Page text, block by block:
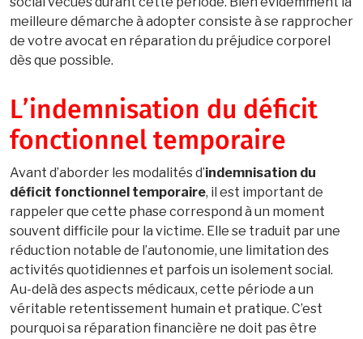
meilleure démarche à adopter consiste à se rapprocher
de votre avocat en réparation du préjudice corporel
dès que possible.
L’indemnisation du déficit
fonctionnel temporaire
Avant d’aborder les modalités d’indemnisation du
déficit fonctionnel temporaire, il est important de
rappeler que cette phase correspond à un moment
souvent difficile pour la victime. Elle se traduit par une
réduction notable de l’autonomie, une limitation des
activités quotidiennes et parfois un isolement social.
Au-delà des aspects médicaux, cette période a un
véritable retentissement humain et pratique. C’est
pourquoi sa réparation financière ne doit pas être